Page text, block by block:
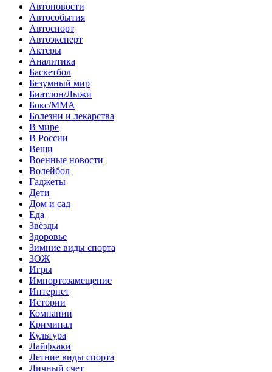
Автоновости
Автособытия
Автоспорт
Автоэксперт
Актеры
Аналитика
Баскетбол
Безумный мир
Биатлон/Лыжи
Бокс/MMA
Болезни и лекарства
В мире
В России
Вещи
Военные новости
Волейбол
Гаджеты
Дети
Дом и сад
Еда
Звёзды
Здоровье
Зимние виды спорта
ЗОЖ
Игры
Импортозамещение
Интернет
Истории
Компании
Криминал
Культура
Лайфхаки
Летние виды спорта
Личный счет